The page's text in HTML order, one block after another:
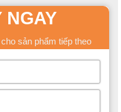
không thể không nhắc tới
vô cùng điệu đà đúng gu
cho sản phẩm tiếp theo